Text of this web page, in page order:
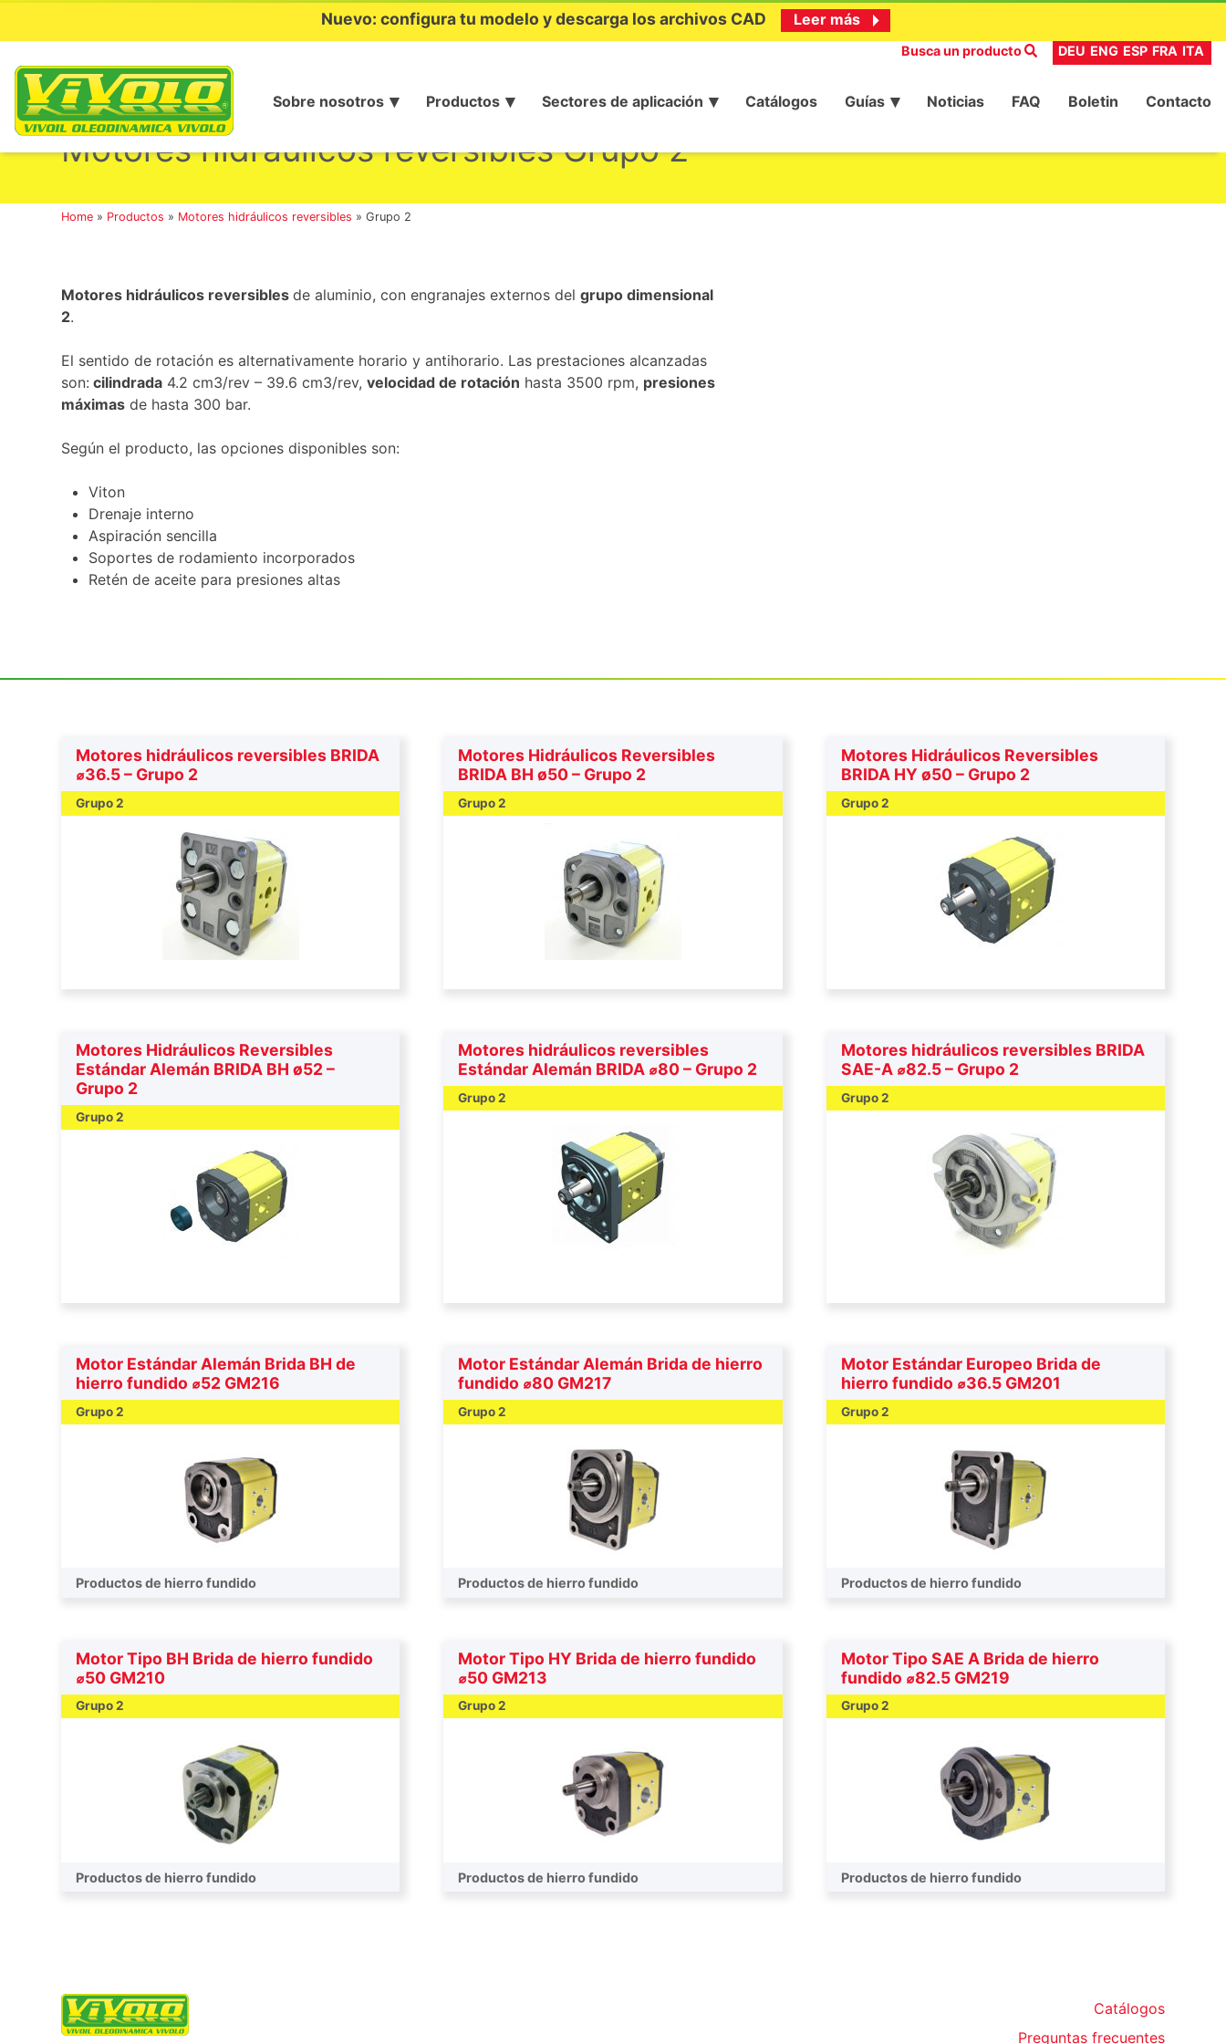
contenido
Nuevo: configura tu modelo y descarga los archivos CAD Leer más
Busca un producto DEU ENG ESP FRA ITA
Sobre nosotros Productos Sectores de aplicación Catálogos Guías Noticias FAQ Boletin Contacto
Motores hidráulicos reversibles Grupo 2
Home » Productos » Motores hidráulicos reversibles »Grupo 2
Motores hidráulicos reversiblesde aluminio, con engranajes externos delgrupo dimensional
2.
El sentido de rotación es alternativamente horario y antihorario. Las prestaciones alcanzadas
son: cilindrada 4.2 cm3/rev – 39.6 cm3/rev,velocidad de rotación hasta 3500 rpm, presiones
máximas de hasta 300 bar.
Según el producto, las opciones disponibles son:
Viton
Drenaje interno
Aspiración sencilla
Soportes de rodamiento incorporados
Retén de aceite para presiones altas
Motores hidráulicos reversibles BRIDA
⌀36.5 – Grupo 2
Grupo 2
Motores Hidráulicos Reversibles
BRIDA BH ø50 – Grupo 2
Grupo 2
Motores Hidráulicos Reversibles
BRIDA HY ø50 – Grupo 2
Grupo 2
Motores Hidráulicos Reversibles
Estándar Alemán BRIDA BH ø52 –
Grupo 2
Grupo 2
Motores hidráulicos reversibles
Estándar Alemán BRIDA ⌀80 – Grupo 2
Grupo 2
Motores hidráulicos reversibles BRIDA
SAE-A ⌀82.5 – Grupo 2
Grupo 2
Motor Estándar Alemán Brida BH de
hierro fundido ⌀52 GM216
Grupo 2
Productos de hierro fundido
Motor Estándar Alemán Brida de hierro
fundido ⌀80 GM217
Grupo 2
Productos de hierro fundido
Motor Estándar Europeo Brida de
hierro fundido ⌀36.5 GM201
Grupo 2
Productos de hierro fundido
Motor Tipo BH Brida de hierro fundido
⌀50 GM210
Grupo 2
Productos de hierro fundido
Motor Tipo HY Brida de hierro fundido
⌀50 GM213
Grupo 2
Productos de hierro fundido
Motor Tipo SAE A Brida de hierro
fundido ⌀82.5 GM219
Grupo 2
Productos de hierro fundido
Catálogos
Preguntas frecuentes